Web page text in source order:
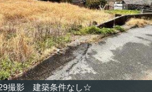
撮影 建築条件なし☆